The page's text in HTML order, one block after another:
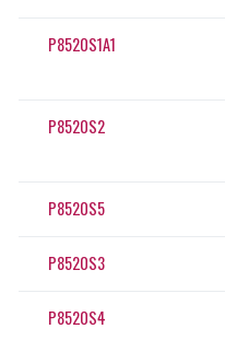
P8520S1A1
P8520S2
P8520S5
P8520S3
P8520S4